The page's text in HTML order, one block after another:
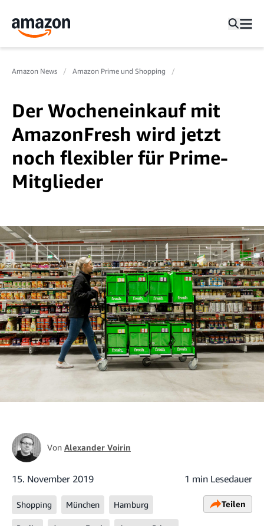
Amazon News Amazon Prime und Shopping
Der Wocheneinkauf mit
AmazonFresh wird jetzt
noch flexibler für Prime-
Mitglieder
Von Alexander Voirin
15. November 2019 1 min Lesedauer
Shopping München Hamburg Teilen